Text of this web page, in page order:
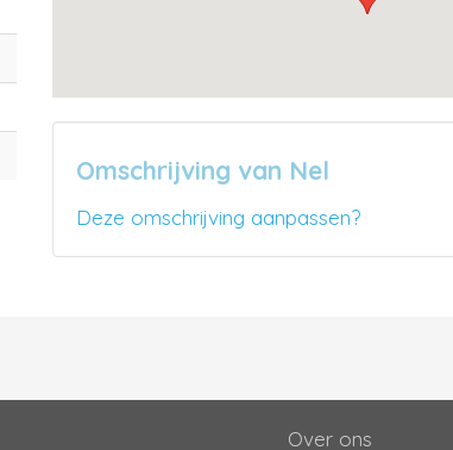
Omschrijving van Nel
Deze omschrijving aanpassen?
Over ons